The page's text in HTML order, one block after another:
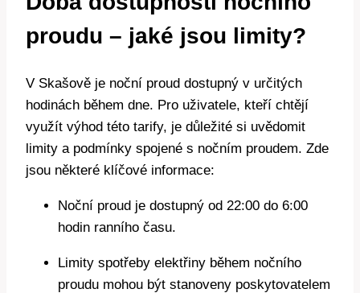
proudu – jaké jsou limity?
V Skašově je noční proud dostupný v určitých
hodinách během dne. Pro uživatele, kteří chtějí
využít výhod této tarify, je důležité si uvědomit
limity a podmínky spojené s nočním proudem. Zde
jsou některé klíčové informace:
Noční proud je dostupný od 22:00 do 6:00
hodin ranního času.
Limity spotřeby elektřiny během nočního
proudu mohou být stanoveny poskytovatelem